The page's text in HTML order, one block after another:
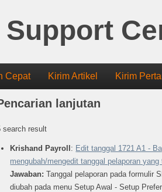
Cepat Kirim Artikel Kirim
lanjutan
search result
Krishand Payroll: Edit tanggal 1721 A1 -
mengubah/mengedit tanggal pelaporan
Jawaban:Tanggal pelaporan pada formulir
diubah pada menu Setup Awal - Setup